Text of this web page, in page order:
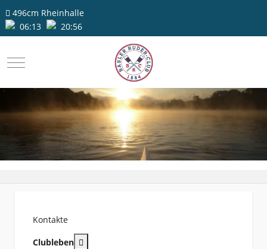
496cm Rheinhalle
06:13
20:56
Mobile Menu Toggle
Kontakte
Clubleben